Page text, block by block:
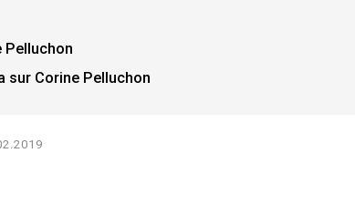
Pelluchon
sur Corine Pelluchon